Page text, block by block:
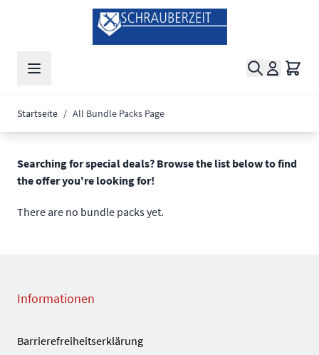
Zum Inhalt springen
Suche
Startseite / All Bundle Packs Page
Searching for special deals? Browse the list below to find
the offer you're looking for!
There are no bundle packs yet.
Informationen
Barrierefreiheitserklärung